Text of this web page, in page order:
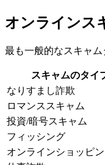
オンラインス
最も一般的なスキャ
スキャムのタイ
なりすまし詐欺
ロマンススキャム
投資/暗号スキャム
フィッシング
オンラインショッピ